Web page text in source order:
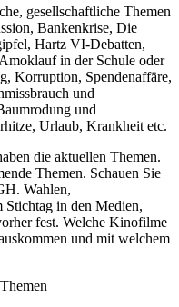
gesellschaftliche Themen
Bankenkrise, Die
Hartz VI-Debatten,
in der Schule oder
Korruption, Spendenaffäre,
und
und
Urlaub, Krankheit etc.
die aktuellen Themen.
Themen. Schauen Sie
Wahlen,
Stichtag in den Medien,
fest. Welche Kinofilme
und mit welchem